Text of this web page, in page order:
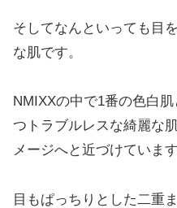
そしてなんといっても目
な肌です。
NMIXXの中で1番の色白
つトラブルレスな綺麗な
メージへと近づけています
目もぱっちりとした二重